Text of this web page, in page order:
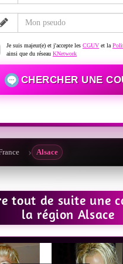
Je suis majeur(e) et j'accepte les CGUV et la
ainsi que du réseau KNetwork
CHERCHER UNE
Alsace
tout de suite une
la région Alsace